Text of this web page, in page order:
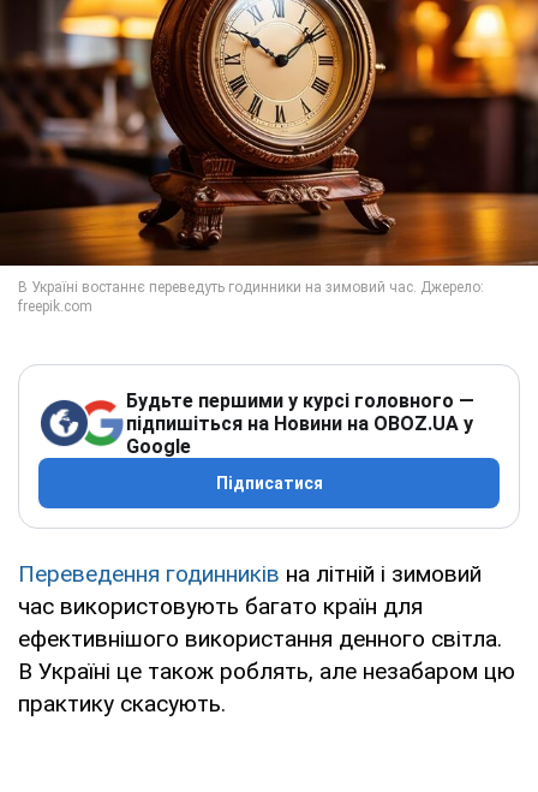
Будьте першими у курсі головного —
підпишіться на Новини на OBOZ.UA у
Google
Підписатися
Переведення годинників на літній і зимовий
час використовують багато країн для
ефективнішого використання денного світла.
В Україні це також роблять, але незабаром цю
практику скасують.